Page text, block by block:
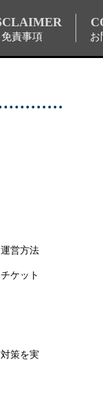
免責事項 お
営方法
ケット
策を実